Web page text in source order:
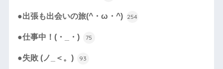
●出張も出会いの旅(^・ω・^) 254
●仕事中！(・_・) 75
●失敗 (ノ_＜。) 93